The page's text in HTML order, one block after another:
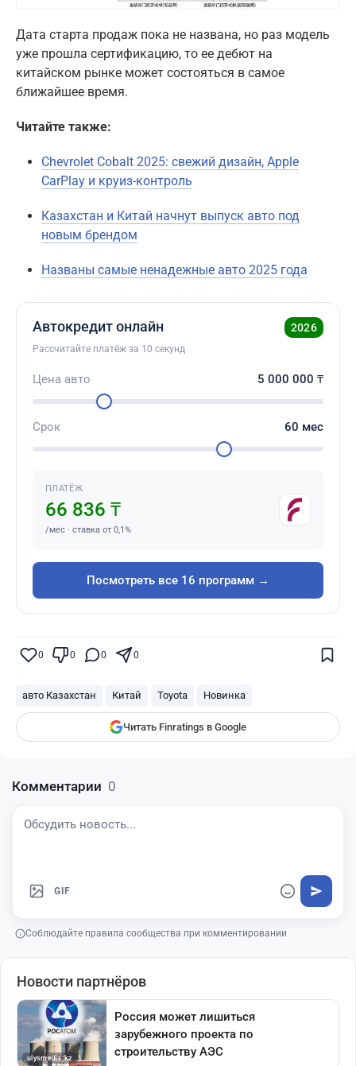
Дата старта продаж пока не названа, но раз модель
уже прошла сертификацию, то ее дебют на
китайском рынке может состояться в самое
ближайшее время.
Читайте также:
Chevrolet Cobalt 2025: свежий дизайн, Apple
CarPlay и круиз-контроль
Казахстан и Китай начнут выпуск авто под
новым брендом
Названы самые ненадежные авто 2025 года
Автокредит онлайн 2026
Рассчитайте платёж за 10 секунд
Цена авто 5 000 000 ₸
Срок 60 мес
ПЛАТЁЖ
66 836 ₸
/мес · ставка от 0,1%
Посмотреть все 16 программ →
0 0 0 0
авто Казахстан Китай Toyota Новинка
Читать Finratings в Google
показываться вам
Комментарии 0
GIF
Соблюдайте правила сообщества при комментировании